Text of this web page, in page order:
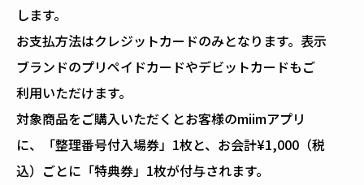
します。
お支払方法はクレジットカードのみとなります。表示
ブランドのプリペイドカードやデビットカードもご
利用いただけます。
対象商品をご購入いただくとお客様のmiimアプリ
に、「整理番号付入場券」1枚と、お会計¥1,000（税
込）ごとに「特典券」1枚が付与されます。